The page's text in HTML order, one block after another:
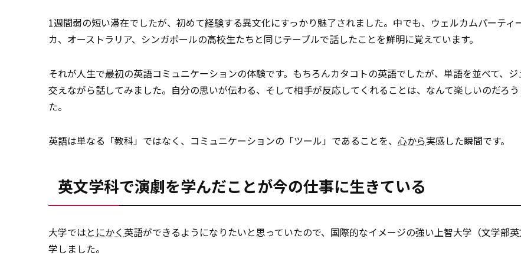
1週間弱の短い滞在でしたが、初めて経験する異文化にすっかり魅了されました。中でも、ウェルカムパーティ
カ、オーストラリア、シンガポールの高校生たちと同じテーブルで話したことを鮮明に覚えています。
それが人生で最初の英語コミュニケーションの体験です。もちろんカタコトの英語でしたが、単語を並べて、
交えながら話してみました。自分の思いが伝わる、そして相手が反応してくれることは、なんて楽しいのだろ
た。
英語は単なる「教科」ではなく、コミュニケーションの「ツール」であることを、 心から実感した瞬間です。
英文学科で演劇を学んだことが今の仕事に生きている
大学ではとにかく 英語ができるようになりたいと思っていたので、国際的なイメージの強い上智大学（文学部
学しました。